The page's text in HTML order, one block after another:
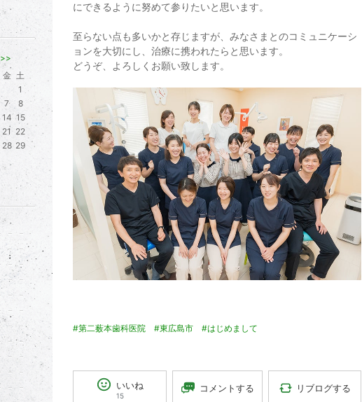
にできるように努めて参りたいと思います。
至らない点も多いかと存じますが、みなさまとのコミュニケーシ
ョンを大切にし、治療に携われたらと思います。
どうぞ、よろしくお願い致します。
#第二薮本歯科医院 #東広島市 #はじめまして
いいね
15
コメントする リブログする
>>
金 土
1
7
8
14 15
21 22
28 29